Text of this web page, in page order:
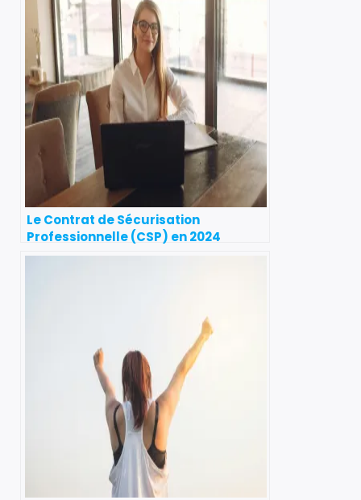
Le Contrat de Sécurisation
Professionnelle (CSP) en 2024